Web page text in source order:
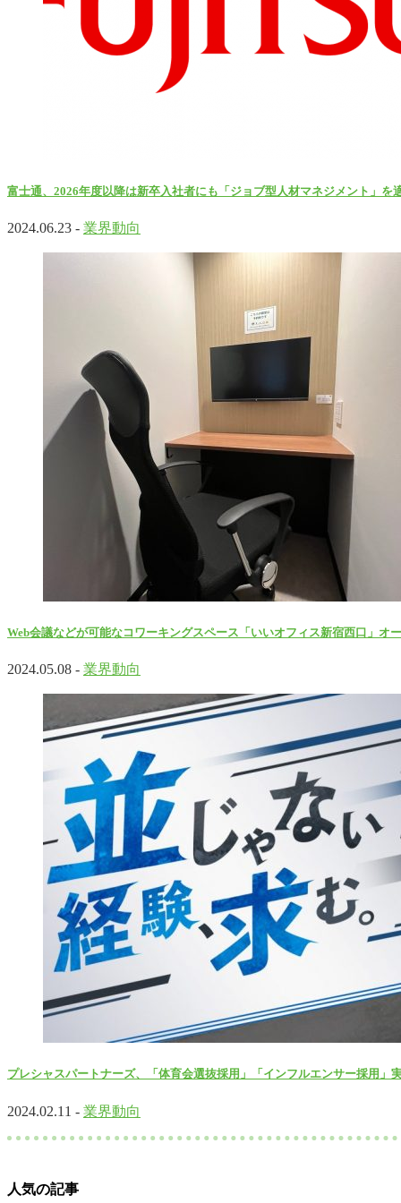
富士通、2026年度以降は新卒入社者にも「ジョブ型人材マネジメント」を
2024.06.23 - 業界動向
Web会議などが可能なコワーキングスペース「いいオフィス新宿西口」オ
2024.05.08 - 業界動向
プレシャスパートナーズ、「体育会選抜採用」「インフルエンサー採用」
2024.02.11 - 業界動向
人気の記事